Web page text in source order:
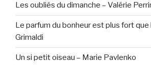
Les oubliés du dimanche – Valérie
Le parfum du bonheur est plus fort que
Grimaldi
Un si petit oiseau – Marie Pavlenko